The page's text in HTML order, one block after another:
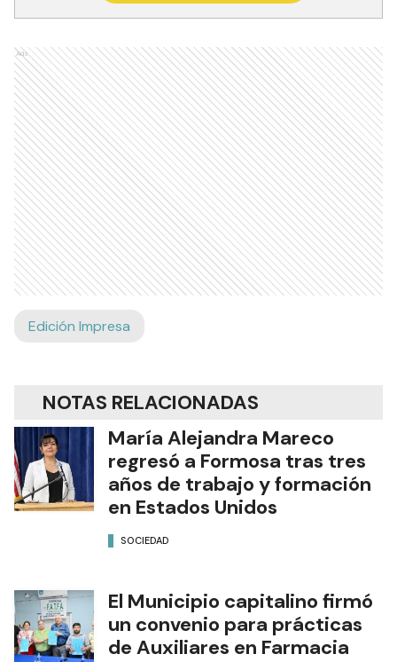
Ads
Edición Impresa
NOTAS RELACIONADAS
María Alejandra Mareco
regresó a Formosa tras tres
años de trabajo y formación
en Estados Unidos
SOCIEDAD
El Municipio capitalino firmó
un convenio para prácticas
de Auxiliares en Farmacia